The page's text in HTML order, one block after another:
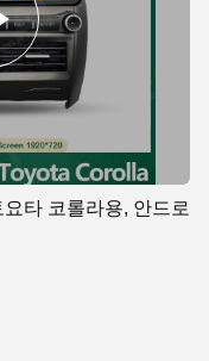
타 코롤라용, 안드로